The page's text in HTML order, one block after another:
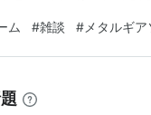
水施設『ビッグ・シェ
拠された。
年にKONAMIから発
ションゲーム！』 近代
ム #雑談 # メタルギ